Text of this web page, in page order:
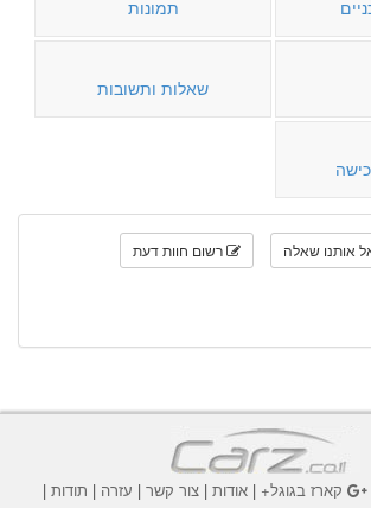
תמונות
שאלות ותשובות
אותנו שאלה רשום חוות דעת
קארז בגוגל+|אודות |צור קשר | עזרה | תודות |